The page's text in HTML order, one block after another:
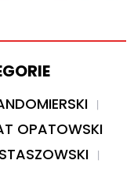
OPATOWSKI